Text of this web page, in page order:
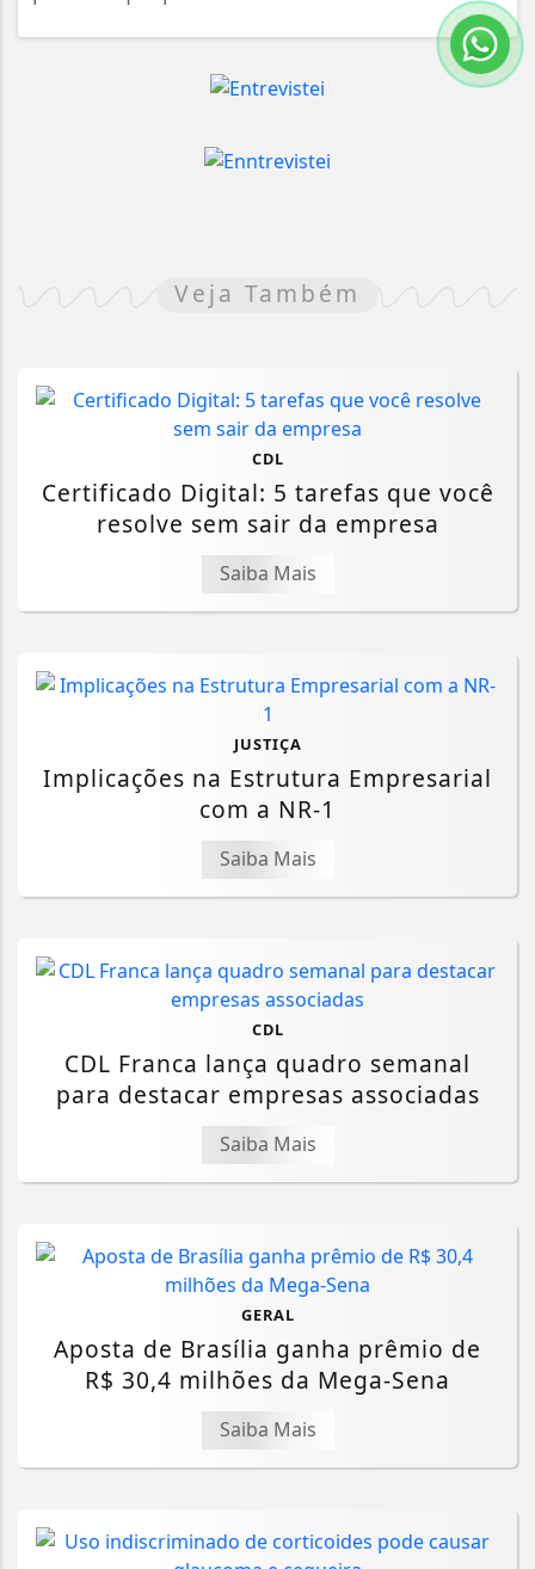
Veja Também
CDL
Certificado Digital: 5 tarefas que você
resolve sem sair da empresa
Saiba Mais
JUSTIÇA
Implicações na Estrutura Empresarial
com a NR-1
Saiba Mais
CDL
CDL Franca lança quadro semanal
para destacar empresas associadas
Saiba Mais
GERAL
Aposta de Brasília ganha prêmio de
R$ 30,4 milhões da Mega-Sena
Saiba Mais